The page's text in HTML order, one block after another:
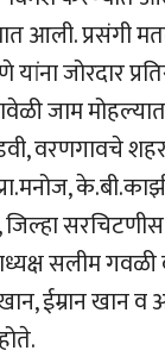
आली. प्रसंगी
यांना जोरदार
जाम
वरणगावचे
सलीम
ईम्रान खान